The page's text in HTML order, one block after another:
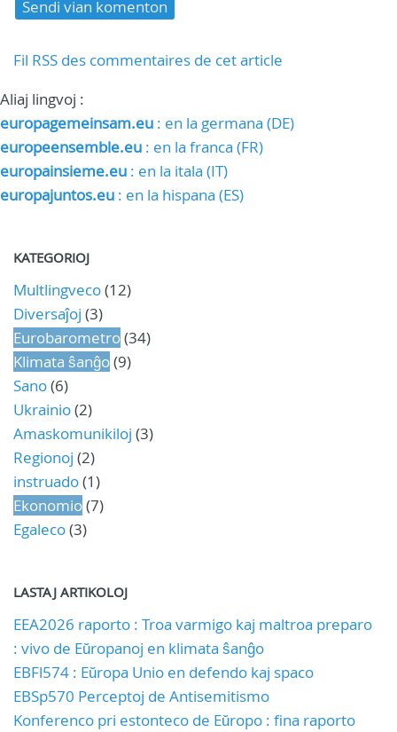
Fil RSS des commentaires de cet article
Aliaj lingvoj :
europagemeinsam.eu : en la germana (DE)
europeensemble.eu : en la franca (FR)
europainsieme.eu : en la itala (IT)
europajuntos.eu : en la hispana (ES)
KATEGORIOJ
Multlingveco(12)
Diversaĵoj (3)
Eurobarometro(34)
Klimata ŝanĝo(9)
Sano(6)
Ukrainio(2)
Amaskomunikiloj (3)
Regionoj (2)
instruado(1)
Ekonomio(7)
Egaleco(3)
LASTAJ ARTIKOLOJ
EEA2026 raporto : Troa varmigo kaj maltroa preparo
: vivo de Eŭropanoj en klimata ŝanĝo
EBFl574 : Eŭropa Unio en defendo kaj spaco
EBSp570 Perceptoj de Antisemitismo
Konferenco pri estonteco de Eŭropo : fina raporto